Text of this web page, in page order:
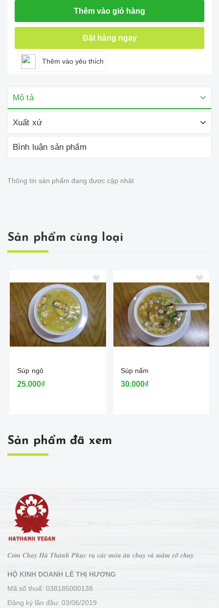
Thêm vào giỏ hàng
Đặt hàng ngay
Thêm vào yêu thích
Mô tả
Xuất xứ
Bình luận sản phẩm
Thông tin sản phẩm đang được cập nhật
Sản phẩm cùng loại
Súp ngô
25.000₫
Súp nấm
30.000₫
Sản phẩm đã xem
𝑪𝒐̛𝒎 𝑪𝒉𝒂𝒚 𝑯𝒂̀ 𝑻𝒉𝒂̀𝒏𝒉 𝑷𝒉𝒖̣𝒄 𝒗𝒖̣ 𝒄𝒂́𝒄 𝒎𝒐́𝒏 𝒂̆𝒏 𝒄𝒉𝒂𝒚 𝒗𝒂̀ 𝒎𝒂̂𝒎 𝒄𝒐̂̃ 𝒄𝒉𝒂𝒚.
HỘ KINH DOANH LÊ THỊ HƯƠNG
Mã số thuế: 038185000138
Đăng ký lần đầu: 03/06/2019